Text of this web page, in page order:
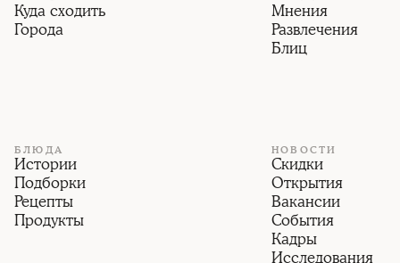
Куда сходить
Города
Мнения
Развлечения
Блиц
БЛЮДА
Истории
Подборки
Рецепты
Продукты
НОВОСТИ
Скидки
Открытия
Вакансии
События
Кадры